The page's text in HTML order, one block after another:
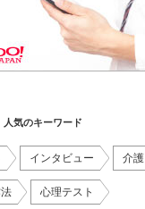
人気のキーワード
インタビュー 介護
心理テスト